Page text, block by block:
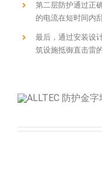
第二层防护通过正
的电流在短时间内
最后，通过安装设
筑设施抵御直击雷